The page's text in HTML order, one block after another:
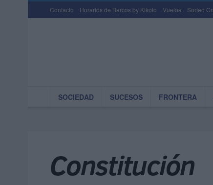
Contacto Horarios de Barcos by Kikoto Vuelos Sorteo
SOCIEDAD SUCESOS FRONTERA
Constitución